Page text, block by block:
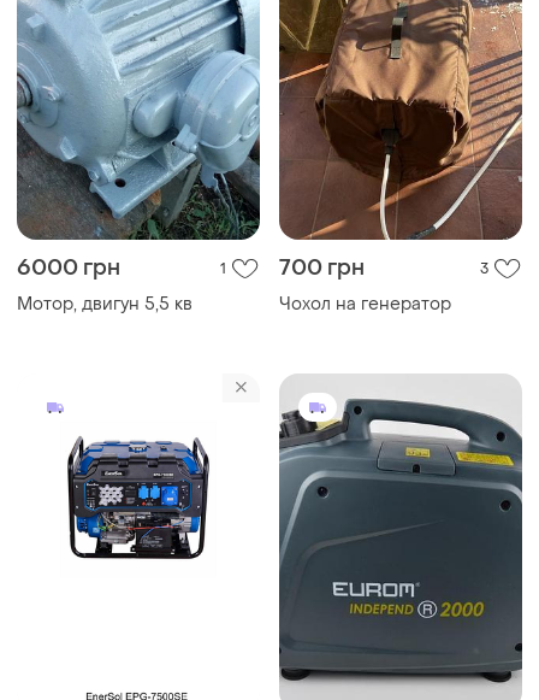
6000 грн 1
Мотор, двигун 5,5 кв
700 грн 3
Чохол на генератор